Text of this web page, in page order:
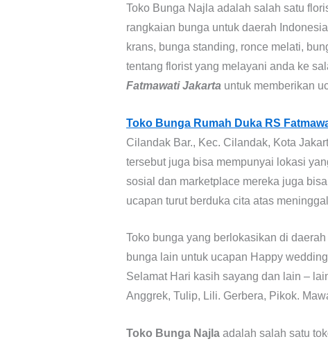
Toko Bunga Najla adalah salah satu
rangkaian bunga untuk daerah
krans, bunga standing, ronce melati,
tentang florist yang melayani anda ke
Fatmawati Jakarta untuk memberikan
Toko Bunga Rumah Duka RS
Cilandak Bar., Kec. Cilandak, Kota
tersebut juga bisa mempunyai lokasi
sosial dan marketplace mereka juga
ucapan turut berduka cita atas
Toko bunga yang berlokasikan di
bunga lain untuk ucapan Happy
Selamat Hari kasih sayang dan lain –
Anggrek, Tulip, Lili. Gerbera, Pikok.
Toko Bunga Najla adalah salah satu